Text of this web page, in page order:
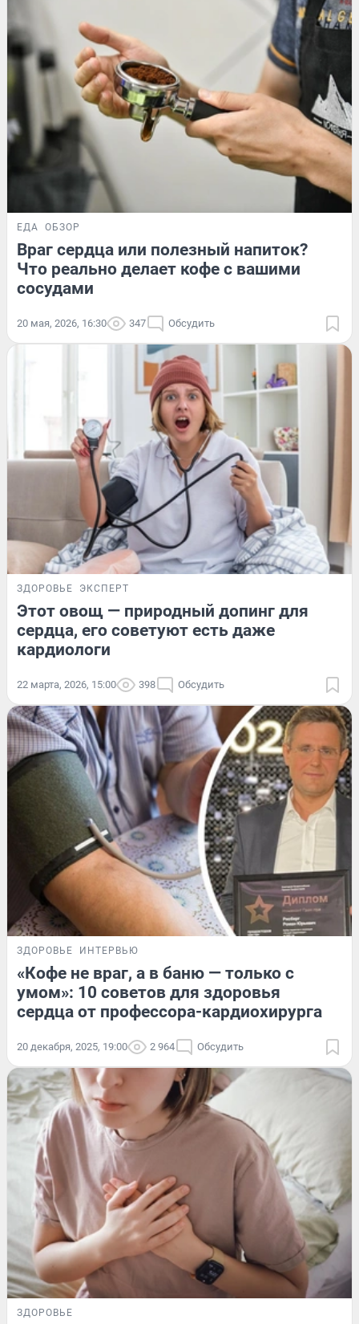
ЕДА ОБЗОР
Враг сердца или полезный напиток?
Что реально делает кофе с вашими
сосудами
20 мая, 2026, 16:30 347 Обсудить
ЗДОРОВЬЕ ЭКСПЕРТ
Этот овощ — природный допинг для
сердца, его советуют есть даже
кардиологи
22 марта, 2026, 15:00 398 Обсудить
ЗДОРОВЬЕ ИНТЕРВЬЮ
«Кофе не враг, а в баню — только с
умом»: 10 советов для здоровья
сердца от профессора-кардиохирурга
20 декабря, 2025, 19:00 2 964 Обсудить
ЗДОРОВЬЕ